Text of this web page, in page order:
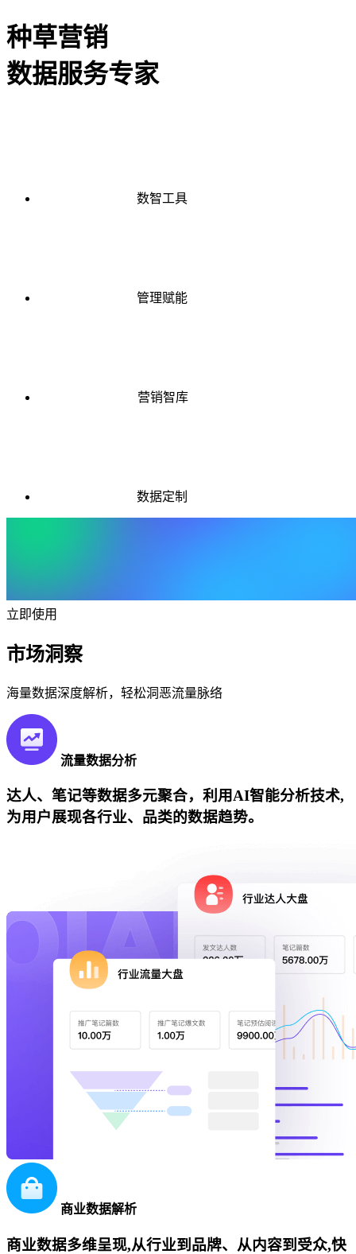
种草营销
数据服务专家
数智工具
管理赋能
营销智库
数据定制
立即使用
市场洞察
海量数据深度解析，轻松洞恶流量脉络
流量数据分析
达人、笔记等数据多元聚合，利用AI智能分析技术,
为用户展现各行业、品类的数据趋势。
商业数据解析
商业数据多维呈现,从行业到品牌、从内容到受众,快